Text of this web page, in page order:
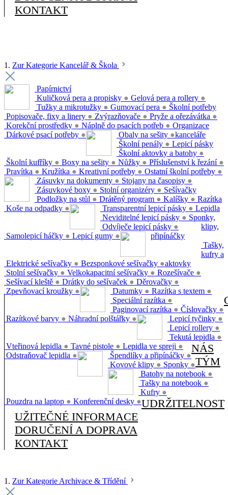
KONTAKT
1. Zur Kategorie Kancelář & Škola
Papírnictví
Kuličková pera a propisky ● Gelová pera a rollery ●
Tužky a mikrotužky ● Gumovací pera ●
Popisovače, fixy a linery ● Zvýrazňovače ● Pryže a ořezávátka ●
Korekční prostředky ● Náplně do psacích potřeb ●
Dárkové psací potřeby ●
Školní potřeby
Obaly na sešity ●
Školní penály ●
Školní aktovky a batohy ●
Školní kufříky ● Boxy na sešity ● Nůžky ● Příslušenství k řezání ●
Pravítka ● Kružítka ● Kreativní potřeby ● Ostatní školní potřeby ●
Organizace
kanceláře
Zásuvky na dokumenty ● Stojany na časopisy ●
Zásuvkové boxy ● Stolní organizéry ●
Podložky na stůl ● Drátěný program ● Kalíšky ●
Koše na odpadky ●
Lepicí pásky
Transparentní lepicí pásky ●
Neviditelné lepicí pásky ●
Odvíječe lepicí pásky ●
Samolepicí háčky ● Lepicí gumy ●
Sešívačky
Elektrické sešívačky ● Bezsponkové sešívačky ●
Stolní sešívačky ● Velkokapacitní sešívačky ● Rozešívače ●
Sešívací kleště ● Drátky do sešívaček ● Děrovačky ●
Zpevňovací kroužky ●
Razítka
Datumky ● Razítka s textem ●
Speciální razítka ●
Paginovací razítka ● Číslovačky ●
Razítkové barvy ● Náhradní polštářky ●
Lepidla
Lepicí tyčinky ●
Lepicí rollery ●
Tekutá lepidla ●
Vteřinová lepidla ● Tavné pistole ● Lepidla ve spreji ●
Odstraňovač lepidla ●
Sponky,
klipy,
připínáčky
Špendlíky a připínáčky ●
Kovové klipy ● Sponky ●
Tašky,
kufry a
aktovky
Batohy na notebook ●
Tašky na notebook ●
Kufry ●
Pouzdra na laptop ● Konferenční desky ●
NÁS
TÝM
UDRŽITELNOST
UŽITEČNÉ INFORMACE
DORUČENÍ A DOPRAVA
KONTAKT
1. Zur Kategorie Archivace & Třídění